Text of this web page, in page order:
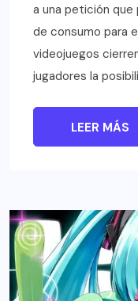
a una petición que
de consumo para
videojuegos
jugadores la
LEER MÁS